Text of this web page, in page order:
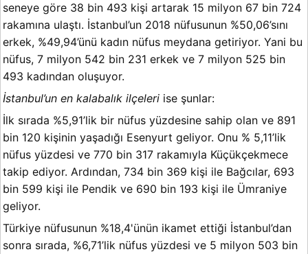
seneye göre 38 bin 493 kişi artarak 15 milyon 67 bin 724
rakamına ulaştı. İstanbul’un 2018 nüfusunun %50,06’sını
erkek, %49,94’ünü kadın nüfus meydana getiriyor. Yani bu
nüfus, 7 milyon 542 bin 231 erkek ve 7 milyon 525 bin
493 kadından oluşuyor.
İstanbul’un en kalabalık ilçeleri ise şunlar:
İlk sırada %5,91’lik bir nüfus yüzdesine sahip olan ve 891
bin 120 kişinin yaşadığı Esenyurt geliyor. Onu % 5,11’lik
nüfus yüzdesi ve 770 bin 317 rakamıyla Küçükçekmece
takip ediyor. Ardından, 734 bin 369 kişi ile Bağcılar, 693
bin 599 kişi ile Pendik ve 690 bin 193 kişi ile Ümraniye
geliyor.
Türkiye nüfusunun %18,4'ünün ikamet ettiği İstanbul’dan
sonra sırada, %6,71’lik nüfus yüzdesi ve 5 milyon 503 bin